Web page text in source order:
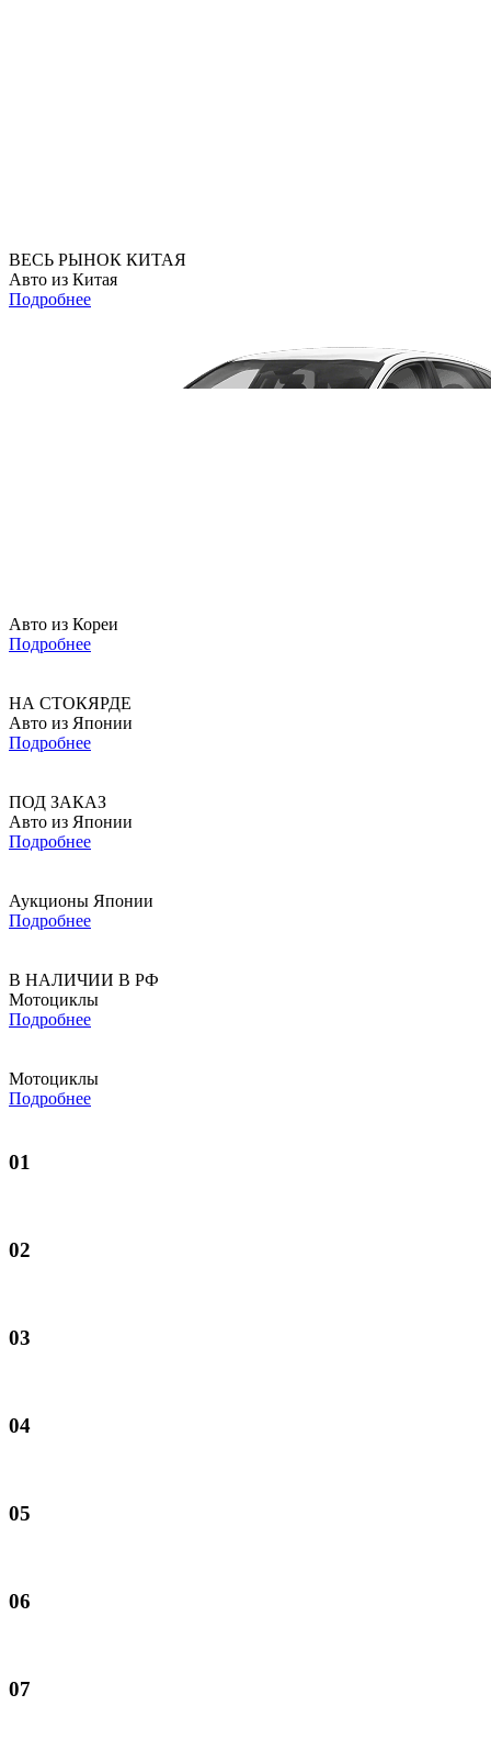
ВЕСЬ РЫНОК КИТАЯ
Авто из Китая
Подробнее
Авто из Кореи
Подробнее
НА СТОКЯРДЕ
Авто из Японии
Подробнее
ПОД ЗАКАЗ
Авто из Японии
Подробнее
Аукционы Японии
Подробнее
В НАЛИЧИИ В РФ
Мотоциклы
Подробнее
Мотоциклы
Подробнее
01
02
03
04
05
06
07